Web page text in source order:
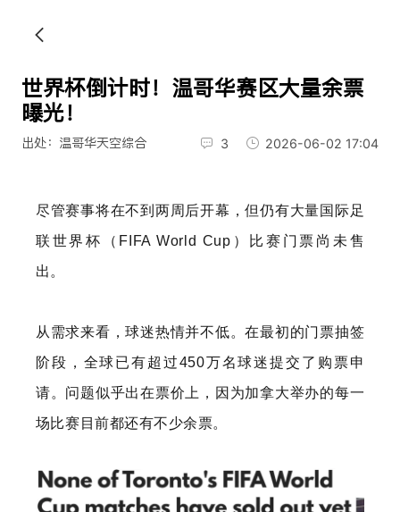
世界杯倒计时！温哥华赛区大量余票
曝光！
出处：温哥华天空综合 3 2026-06-02 17:04
尽管赛事将在不到两周后开幕，但仍有大量国际足
联世界杯（FIFA World Cup）比赛门票尚未售
出。
从需求来看，球迷热情并不低。在最初的门票抽签
阶段，全球已有超过450万名球迷提交了购票申
请。问题似乎出在票价上，因为加拿大举办的每一
场比赛目前都还有不少余票。